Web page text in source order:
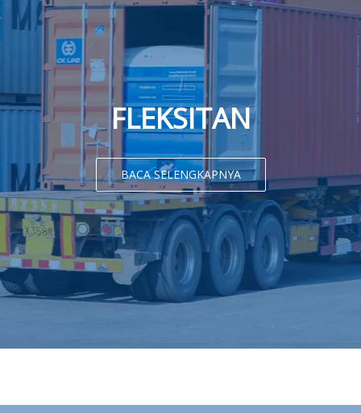
FLEKSITAN
BACA SELENGKAPNYA